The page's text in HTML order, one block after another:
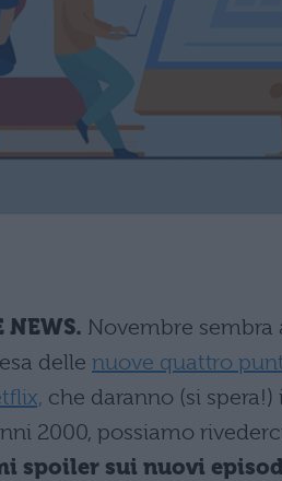
NEWS. Novembre sembra
delle nuove quattro
che daranno (si
2000, possiamo
spoiler sui nuovi